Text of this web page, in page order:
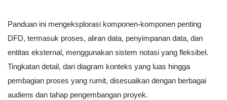
Panduan ini mengeksplorasi komponen-komponen penting
DFD, termasuk proses, aliran data, penyimpanan data, dan
entitas eksternal, menggunakan sistem notasi yang fleksibel.
Tingkatan detail, dari diagram konteks yang luas hingga
pembagian proses yang rumit, disesuaikan dengan berbagai
audiens dan tahap pengembangan proyek.